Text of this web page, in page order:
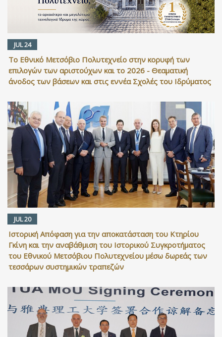
JUL 24
Το Εθνικό Μετσόβιο Πολυτεχνείο στην κορυφή των
επιλογών των αριστούχων και το 2026 - Θεαματική
άνοδος των βάσεων και στις εννέα Σχολές του Ιδρύματος
JUL 20
Ιστορική Απόφαση για την αποκατάσταση του Κτηρίου
Γκίνη και την αναβάθμιση του Ιστορικού Συγκροτήματος
του Εθνικού Μετσόβιου Πολυτεχνείου μέσω δωρεάς των
τεσσάρων συστημικών τραπεζών